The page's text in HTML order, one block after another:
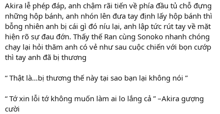
Akira lễ phép đáp, anh chậm rãi tiến về phía đầu tủ chỗ đựng
những hộp bánh, anh nhón lên đưa tay định lấy hộp bánh thì
bỗng nhiên anh bị cái gì đó níu lại, anh lập tức rút tay về mặt
hiện rõ sự đau đớn. Thấy thế Ran cùng Sonoko nhanh chóng
chạy lại hỏi thăm anh có vẻ như sau cuộc chiến với bọn cướp
thì tay anh đã bị thương
“ Thật là…bị thương thế này tại sao bạn lại không nói ”
“ Tớ xin lỗi tớ không muốn làm ai lo lắng cả ” –Akira gượng
cười